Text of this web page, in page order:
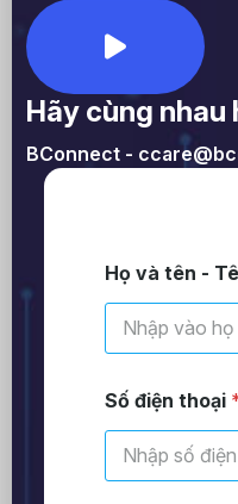
Hãy cùng nhau
BConnect -
Họ và tên -
Số điện thoại